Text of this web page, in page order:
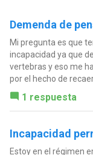
Demenda de
Mi pregunta es que
incapacidad ya que
vertebras y eso me
por el hecho de
1 respuesta
Incapacidad
Estoy en el régimen